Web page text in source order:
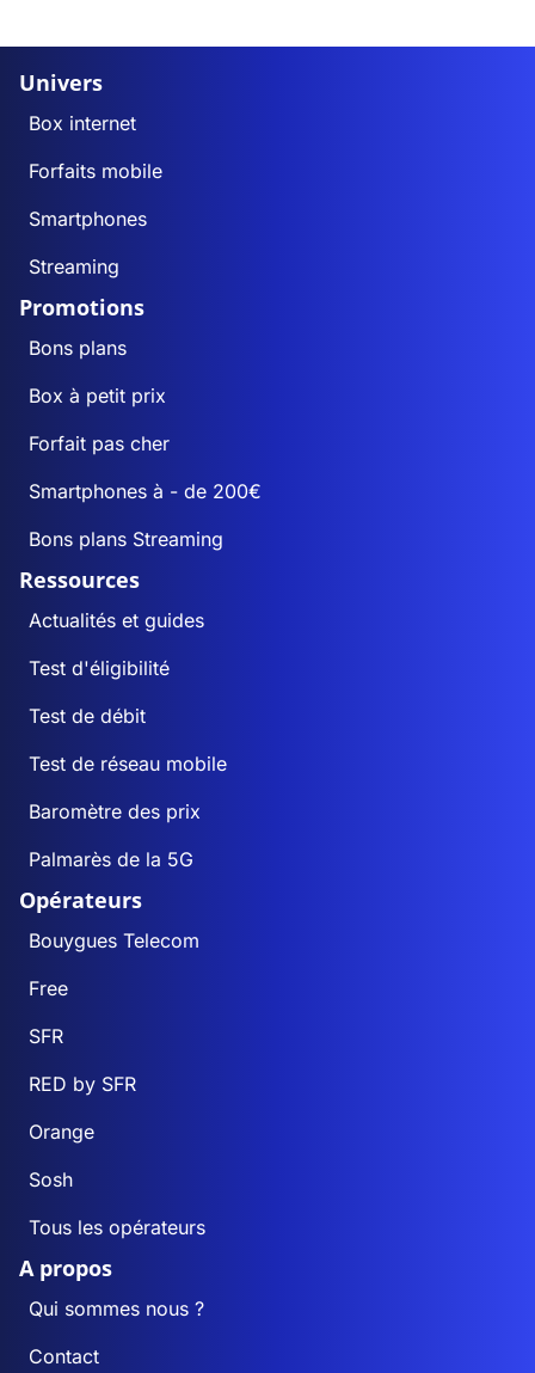
Univers
Box internet
Forfaits mobile
Smartphones
Streaming
Promotions
Bons plans
Box à petit prix
Forfait pas cher
Smartphones à - de 200€
Bons plans Streaming
Ressources
Actualités et guides
Test d'éligibilité
Test de débit
Test de réseau mobile
Baromètre des prix
Palmarès de la 5G
Opérateurs
Bouygues Telecom
Free
SFR
RED by SFR
Orange
Sosh
Tous les opérateurs
A propos
Qui sommes nous ?
Contact